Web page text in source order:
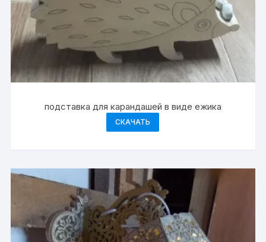
подставка для карандашей в виде ежика
СКАЧАТЬ